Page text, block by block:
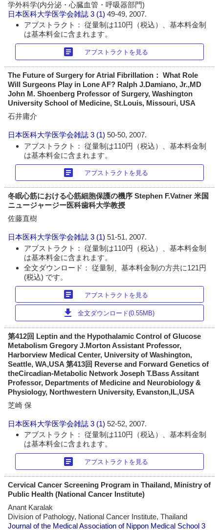
学外科学(内分泌・心臓血管・呼吸器部門)
日本医科大学医学会雑誌 3 (1)49-49, 2007.
アブストラクト： 従量制は110円（税込）、基本料金制
は基本料金に含まれます。
article アブストラクトを見る
The Future of Surgery for Atrial Fibrillation： What Role
Will Surgeons Play in Lone AF? Ralph J.Damiano, Jr.,MD
John M. Shoenberg Professor of Surgery, Washington
University School of Medicine, St.Louis, Missouri, USA
石井庸介
日本医科大学医学会雑誌 3 (1)50-50, 2007.
アブストラクト： 従量制は110円（税込）、基本料金制
は基本料金に含まれます。
article アブストラクトを見る
冬眠心筋における心筋細胞保護の機序 Stephen F.Vatner 米国
ニュージャージー医科歯科大学教授
佐藤直樹
日本医科大学医学会雑誌 3 (1)51-51, 2007.
アブストラクト： 従量制は110円（税込）、基本料金制
は基本料金に含まれます。
全文ダウンロード： 従量制、基本料金制の方共に121円
(税込) です。
article アブストラクトを見る
download 全文ダウンロード(0.55MB)
第412回 Leptin and the Hypothalamic Control of Glucose
Metabolism Gregory J.Morton Assistant Professor,
Harborview Medical Center, University of Washington,
Seattle, WA,USA 第413回 Reverse and Forward Genetics of
theCircadian-Metabolic Network Joseph T.Bass Assitant
Professor, Departments of Medicine and Neurobiology &
Physiology, Northwestern University, Evanston,IL,USA
芝崎 保
日本医科大学医学会雑誌 3 (1)52-52, 2007.
アブストラクト： 従量制は110円（税込）、基本料金制
は基本料金に含まれます。
article アブストラクトを見る
Cervical Cancer Screening Program in Thailand, Ministry of
Public Health (National Cancer Institute)
Anant Karalak
Division of Pathology, National Cancer Institute, Thailand
Journal of the Medical Association of Nippon Medical School 3